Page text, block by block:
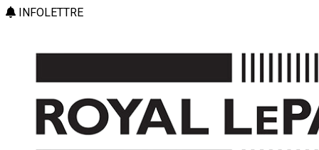
INFOLETTRE